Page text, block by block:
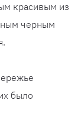
красивым из
черным
было